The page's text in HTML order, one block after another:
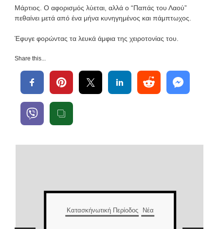
Μάρτιος. Ο αφορισμός λύεται, αλλά ο “Παπάς του Λαού”
πεθαίνει μετά από ένα μήνα κυνηγημένος και πάμπτωχος.
Έφυγε φορώντας τα λευκά άμφια της χειροτονίας του.
Share this...
Κατασκήνωτική Περίοδος Νέα